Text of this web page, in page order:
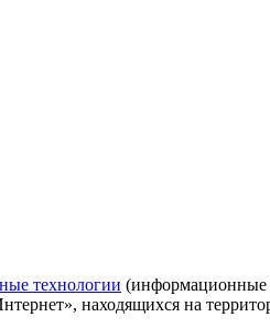
технологии (информационные
находящихся на